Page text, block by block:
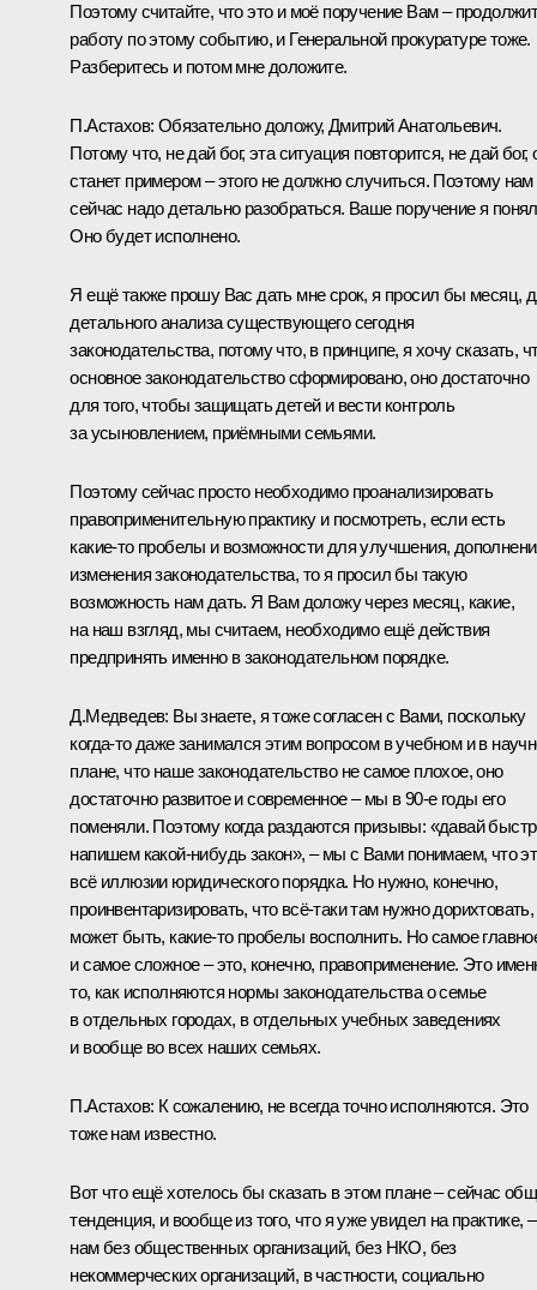
Поэтому считайте, что это и моё поручение Вам –
работу по этому событию, и Генеральной прокуратуре тоже.
Разберитесь и потом мне доложите.
П.Астахов: Обязательно доложу, Дмитрий Анатольевич.
Потому что, не дай бог, эта ситуация повторится, не дай бог,
станет примером – этого не должно случиться. Поэтому нам
сейчас надо детально разобраться. Ваше поручение я
Оно будет исполнено.
Я ещё также прошу Вас дать мне срок, я просил бы месяц,
детального анализа существующего сегодня
законодательства, потому что, в принципе, я хочу сказать,
основное законодательство сформировано, оно достаточно
для того, чтобы защищать детей и вести контроль
за усыновлением, приёмными семьями.
Поэтому сейчас просто необходимо проанализировать
правоприменительную практику и посмотреть, если есть
какие‑то пробелы и возможности для улучшения,
изменения законодательства, то я просил бы такую
возможность нам дать. Я Вам доложу через месяц, какие,
на наш взгляд, мы считаем, необходимо ещё действия
предпринять именно в законодательном порядке.
Д.Медведев: Вы знаете, я тоже согласен с Вами, поскольку
когда‑то даже занимался этим вопросом в учебном и в
плане, что наше законодательство не самое плохое, оно
достаточно развитое и современное – мы в 90-е годы его
поменяли. Поэтому когда раздаются призывы: «давай
напишем какой‑нибудь закон», – мы с Вами понимаем, что
всё иллюзии юридического порядка. Но нужно, конечно,
проинвентаризировать, что всё‑таки там нужно дорихтовать,
может быть, какие‑то пробелы восполнить. Но самое
и самое сложное – это, конечно, правоприменение. Это
то, как исполняются нормы законодательства о семье
в отдельных городах, в отдельных учебных заведениях
и вообще во всех наших семьях.
П.Астахов: К сожалению, не всегда точно исполняются. Это
тоже нам известно.
Вот что ещё хотелось бы сказать в этом плане – сейчас
тенденция, и вообще из того, что я уже увидел на практике, –
нам без общественных организаций, без НКО, без
некоммерческих организаций, в частности, социально